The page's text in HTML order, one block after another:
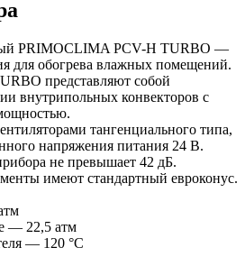
PRIMOCLIMA PCV-H TURBO —
для обогрева влажных помещений.
представляют собой
внутрипольных конвекторов с
тангенциального типа,
напряжения питания 24 В.
не превышает 42 дБ.
имеют стандартный евроконус.
— 22,5 атм
— 120 °С